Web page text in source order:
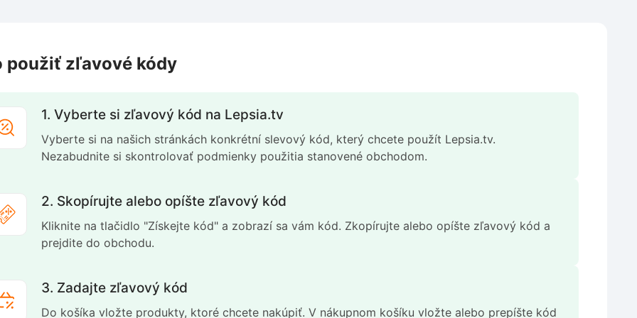
použiť zľavové kódy
1. Vyberte si zľavový kód na Lepsia.tv
Vyberte si na našich stránkách konkrétní slevový kód, který chcete použít Lepsia.tv.
Nezabudnite si skontrolovať podmienky použitia stanovené obchodom.
2. Skopírujte alebo opíšte zľavový kód
Kliknite na tlačidlo "Získejte kód" a zobrazí sa vám kód. Zkopírujte alebo opíšte zľavový kód a
prejdite do obchodu.
3. Zadajte zľavový kód
Do košíka vložte produkty, ktoré chcete nakúpiť. V nákupnom košíku vložte alebo prepíšte kód